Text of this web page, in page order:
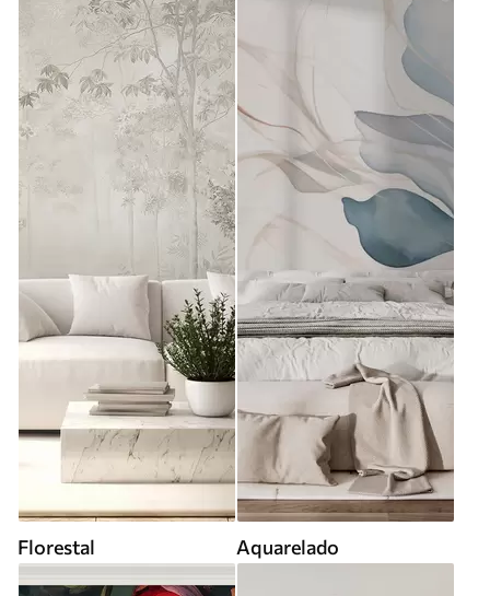
Florestal Aquarelado